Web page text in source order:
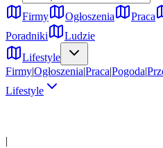
Firmy Ogłoszenia Praca
Poradniki
Ludzie
Lifestyle
Firmy|Ogłoszenia|Praca|Pogoda|
Lifestyle
|